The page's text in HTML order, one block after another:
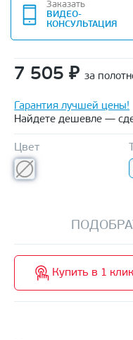
Заказать
ВИДЕО-
КОНСУЛЬТАЦИЯ
7 505 ₽ за
Гарантия лучшей цены!
Найдете дешевле —
Цвет
Купить в 1 клик